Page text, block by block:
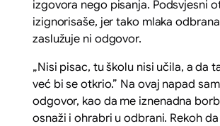
izgovora nego pisanja. Podsvjesni
izignorisaše, jer tako mlaka
zaslužuje ni odgovor.
„Nisi pisac, tu školu nisi učila, a da
već bi se otkrio.” Na ovaj napad
odgovor, kao da me iznenadna
osnaži i ohrabri u odbrani. Rekoh